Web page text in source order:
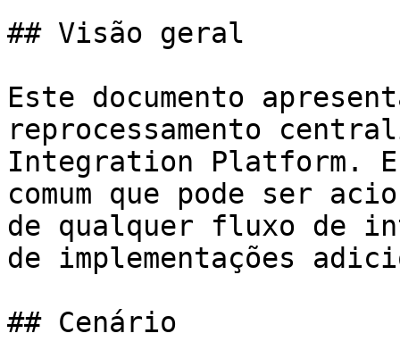
## Visão geral
Este documento
reprocessamento
Integration Platform.
comum que pode ser
de qualquer fluxo de
de implementações
## Cenário